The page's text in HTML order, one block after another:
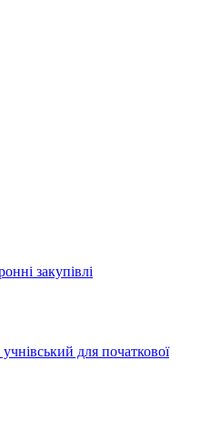
закупівлі
для початкової